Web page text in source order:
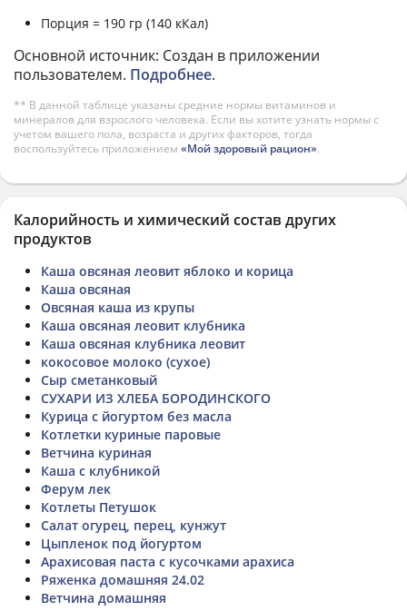
Порция = 190 гр (140 кКал)
Основной источник: Создан в приложении
пользователем. Подробнее.
** В данной таблице указаны средние нормы витаминов и
минералов для взрослого человека. Если вы хотите узнать нормы с
учетом вашего пола, возраста и других факторов, тогда
воспользуйтесь приложением «Мой здоровый рацион».
Калорийность и химический состав других
продуктов
Каша овсяная леовит яблоко и корица
Каша овсяная
Овсяная каша из крупы
Каша овсяная леовит клубника
Каша овсяная клубника леовит
кокосовое молоко (сухое)
Сыр сметанковый
СУХАРИ ИЗ ХЛЕБА БОРОДИНСКОГО
Курица с йогуртом без масла
Котлетки куриные паровые
Ветчина куриная
Каша с клубникой
Ферум лек
Котлеты Петушок
Салат огурец, перец, кунжут
Цыпленок под йогуртом
Арахисовая паста с кусочками арахиса
Ряженка домашняя 24.02
Ветчина домашняя